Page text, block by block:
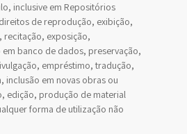
inclusive em Repositórios
de reprodução, exibição,
recitação, exposição,
banco de dados, preservação,
empréstimo, tradução,
inclusão em novas obras ou
edição, produção de material
forma de utilização não